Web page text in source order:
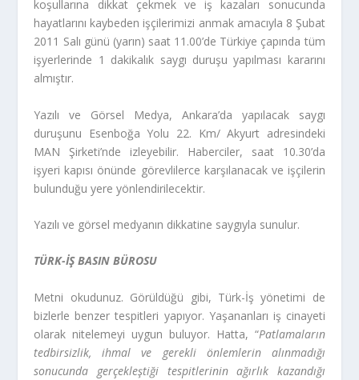
koşullarına dikkat çekmek ve iş kazaları sonucunda
hayatlarını kaybeden işçilerimizi anmak amacıyla 8 Şubat
2011 Salı günü (yarın) saat 11.00’de Türkiye çapında tüm
işyerlerinde 1 dakikalık saygı duruşu yapılması kararını
almıştır.
Yazılı ve Görsel Medya, Ankara’da yapılacak saygı
duruşunu Esenboğa Yolu 22. Km/ Akyurt adresindeki
MAN Şirketi’nde izleyebilir. Haberciler, saat 10.30’da
işyeri kapısı önünde görevlilerce karşılanacak ve işçilerin
bulunduğu yere yönlendirilecektir.
Yazılı ve görsel medyanın dikkatine saygıyla sunulur.
TÜRK-İŞ BASIN BÜROSU
Metni okudunuz. Görüldüğü gibi, Türk-İş yönetimi de
bizlerle benzer tespitleri yapıyor. Yaşananları iş cinayeti
olarak nitelemeyi uygun buluyor. Hatta, “Patlamaların
tedbirsizlik, ihmal ve gerekli önlemlerin alınmadığı
sonucunda gerçekleştiği tespitlerinin ağırlık kazandığı